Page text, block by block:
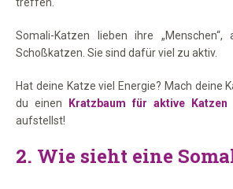
Somali-Katzen lieben ihre
Schoßkatzen. Sie sind dafür viel zu aktiv.
Hat deine Katze viel Energie? Mach deine
du einen
Kratzbaum für aktive Katzen
aufstellst!
2. Wie sieht eine